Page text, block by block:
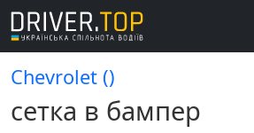
Chevrolet ()
сетка в бампер